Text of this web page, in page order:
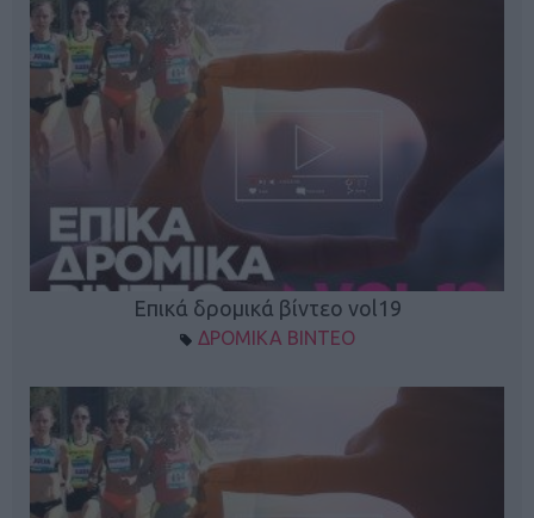
Επικά δρομικά βίντεο vol19
ΔΡΟΜΙΚΑ ΒΙΝΤΕΟ